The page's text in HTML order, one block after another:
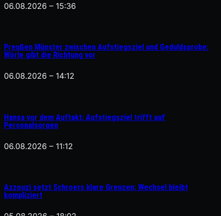
06.08.2026 – 15:36
Preußen Münster zwischen Aufstiegsziel und Geduldsprobe:
Wörle gibt die Richtung vor
06.08.2026 – 14:12
Hansa vor dem Auftakt: Aufstiegsziel trifft auf
Personalsorgen
06.08.2026 – 11:12
Azzouzi setzt Schroers klare Grenzen: Wechsel bleibt
kompliziert